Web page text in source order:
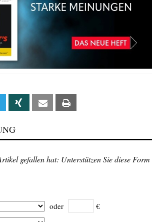
Linkedin Xing Email
gefallen hat: Unterstützen Sie diese Form
oder €